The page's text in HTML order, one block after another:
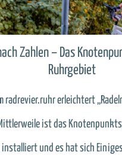
Zahlen – Das
Ruhrgebiet
radrevier.ruhr erleichtert
ist das
und es hat sich